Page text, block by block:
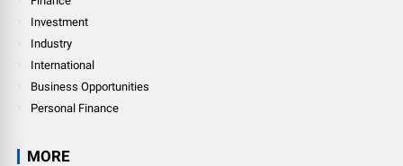
Investment
Industry
International
Business Opportunities
Personal Finance
MORE